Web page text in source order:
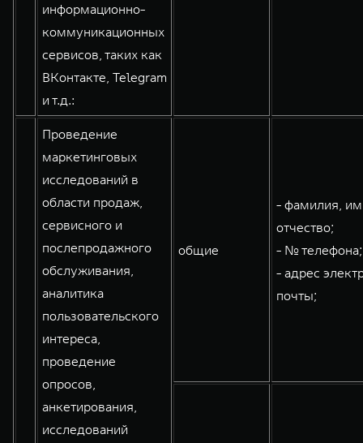
информационно-
коммуникационных
сервисов, таких как
ВКонтакте, Telegram
и т.д.:
Проведение
маркетинговых
исследований в
области продаж,
сервисного и
послепродажного
обслуживания,
аналитика
пользовательского
интереса,
проведение
опросов,
анкетирования,
исследований
общие
- фамилия,
отчество;
- № телефона;
- адрес
почты;